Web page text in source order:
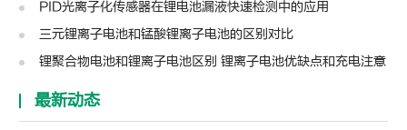
PID光离子化传感器在锂电池漏液快速检测中的应用
三元锂离子电池和锰酸锂离子电池的区别对比
锂聚合物电池和锂离子电池区别 锂离子电池优缺点和充电注意
最新动态